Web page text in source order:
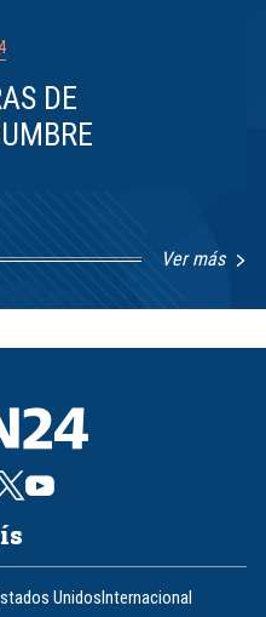
DE
Ver más
UnidosInternacional